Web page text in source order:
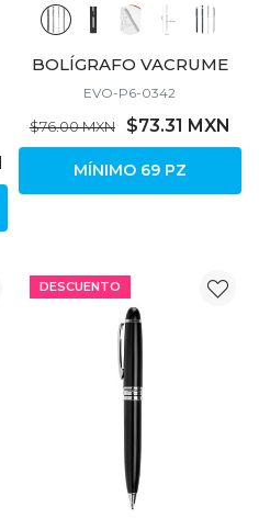
BOLÍGRAFO VACRUME
EVO-P6-0342
$76.00 MXN $73.31 MXN
MÍNIMO 69 PZ
DESCUENTO